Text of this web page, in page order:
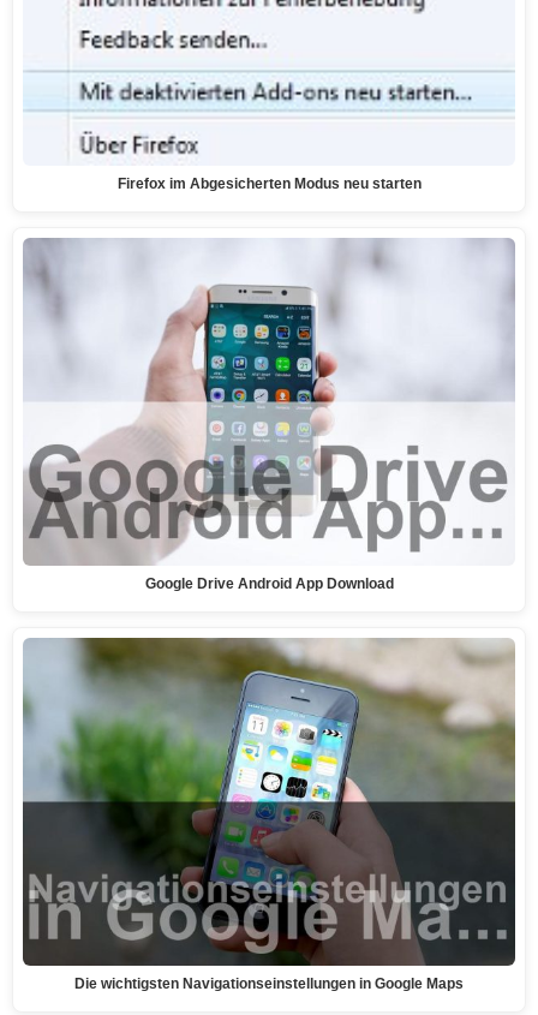
Firefox im Abgesicherten Modus neu starten
Google Drive Android App Download
Die wichtigsten Navigationseinstellungen in Google Maps